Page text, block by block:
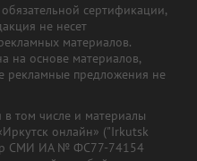
сертификации,
не несет
материалов.
на основе материалов,
рекламные предложения не
том числе и материалы
онлайн» ("Irkutsk
СМИ ИА № ФС77-74154